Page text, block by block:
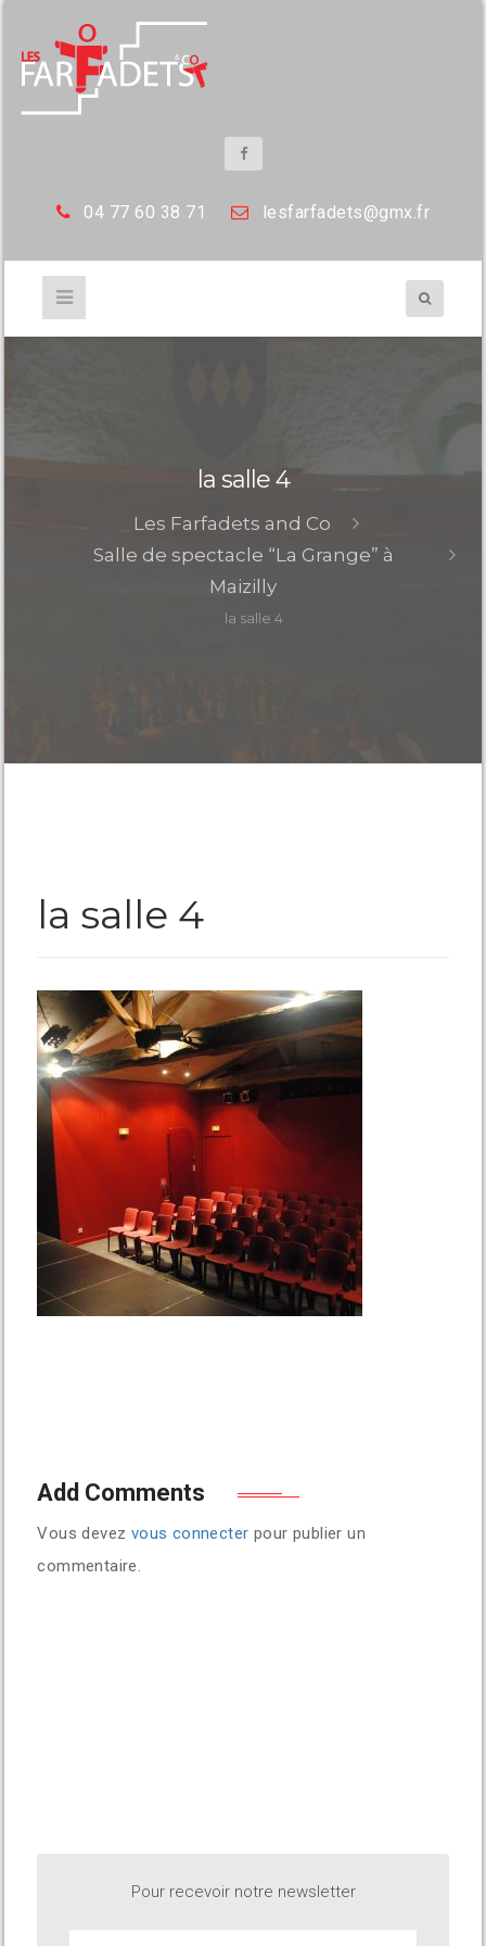
04 77 60 38 71 lesfarfadets@gmx.fr
la salle 4
Les Farfadets and Co
Salle de spectacle “La Grange” à
Maizilly
la salle 4
la salle 4
Add Comments
Vous devez vous connecter pour publier un
commentaire.
Pour recevoir notre newsletter